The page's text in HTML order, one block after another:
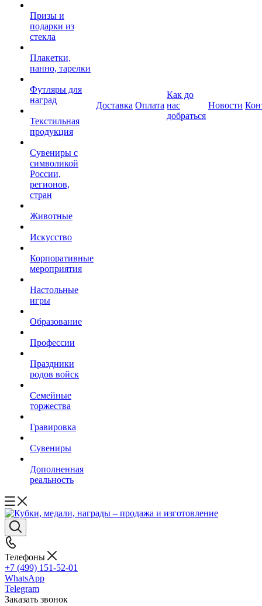
Призы и
подарки из
стекла
Плакетки,
панно, тарелки
Футляры для
наград
Текстильная
продукция
Сувениры с
символикой
России,
регионов,
стран
Животные
Искусство
Корпоративные
мероприятия
Настольные
игры
Образование
Профессии
Праздники
родов войск
Семейные
торжества
Гравировка
Сувениры
Дополненная
реальность
Доставка Оплата
Как до
нас
добраться
Новости
Телефоны
+7 (499) 151-52-01
WhatsApp
Telegram
Заказать звонок